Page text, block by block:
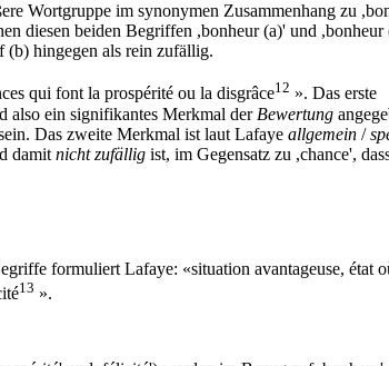
Wortgruppe im synonymen Zusammenhang zu
diesen beiden Begriffen ,bonheur (a)' und
(b) hingegen als rein zufällig.
qui font la prospérité ou la disgrâce12 ». Das erste
also ein signifikantes Merkmal der Bewertung
Das zweite Merkmal ist laut Lafaye allgemein /
damit nicht zufällig ist, im Gegensatz zu ,chance',
formuliert Lafaye: «situation avantageuse, état
13 ».